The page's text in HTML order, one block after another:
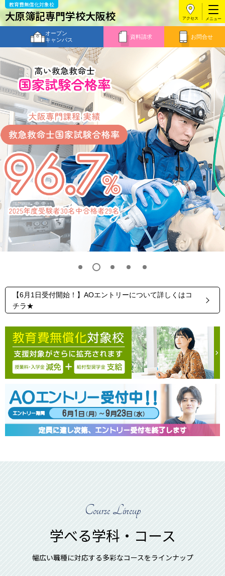
教育費無償化対象校
大原簿記専門学校大阪校
オープン
キャンパス
資料請求 お問合せ
アクセス
【6月1日受付開始！】AOエントリーについて詳しくはコ
チラ★
Course Lineup
学べる学科・コース
幅広い職種に対応する多彩なコースをラインナップ